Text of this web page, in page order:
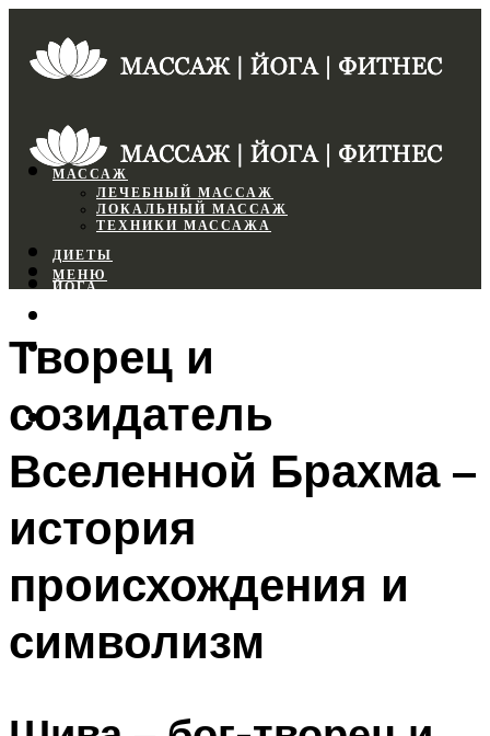
МАССАЖ
ЛЕЧЕБНЫЙ МАССАЖ
ЛОКАЛЬНЫЙ МАССАЖ
ТЕХНИКИ МАССАЖА
ДИЕТЫ
ЙОГА
ФИТНЕС
МЕНЮ
МЕНЮ
Творец и
созидатель
Вселенной Брахма –
история
происхождения и
символизм